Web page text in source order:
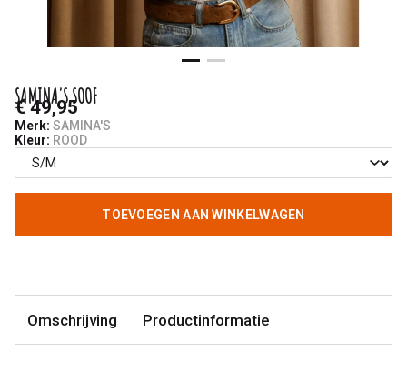
SAMINA'S SOOF
€ 49,95
Merk: SAMINA'S
Kleur: ROOD
TOEVOEGEN AAN WINKELWAGEN
Omschrijving Productinformatie